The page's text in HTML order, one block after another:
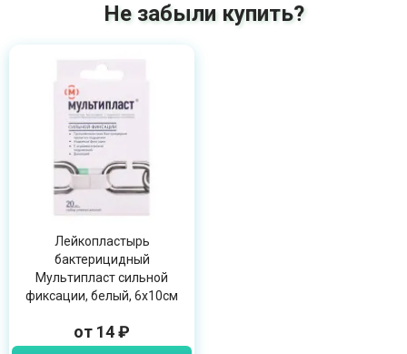
Не забыли купить?
Лейкопластырь
бактерицидный
Мультипласт сильной
фиксации, белый, 6х10см
от 14 ₽